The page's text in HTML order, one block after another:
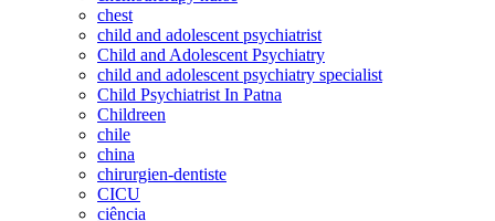
chest
child and adolescent psychiatrist
Child and Adolescent Psychiatry
child and adolescent psychiatry specialist
Child Psychiatrist In Patna
Childreen
chile
china
chirurgien-dentiste
CICU
ciência